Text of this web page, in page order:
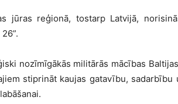
jūras reģionā, tostarp Latvijā,
nozīmīgākās militārās mācības
stiprināt kaujas gatavību, sadarbību